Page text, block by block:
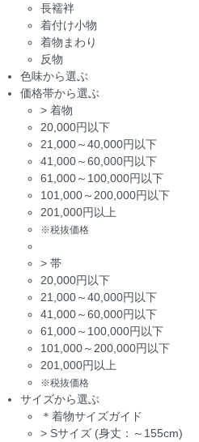
長襦袢
着付け小物
着物まわり
反物
色味から選ぶ
価格帯から選ぶ
> 着物
20,000円以下
21,000～40,000円以下
41,000～60,000円以下
61,000～100,000円以下
101,000～200,000円以下
201,000円以上
※税抜価格
> 帯
20,000円以下
21,000～40,000円以下
41,000～60,000円以下
61,000～100,000円以下
101,000～200,000円以下
201,000円以上
※税抜価格
サイズから選ぶ
＊着物サイズガイド
> Sサイズ (身丈：～155cm)